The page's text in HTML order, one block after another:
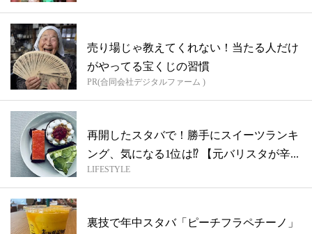
売り場じゃ教えてくれない！当たる人だけ
がやってる宝くじの習慣
PR(合同会社デジタルファーム )
再開したスタバで！勝手にスイーツランキ
ング、気になる1位は⁉︎ 【元バリスタが辛...
LIFESTYLE
裏技で年中スタバ「ピーチフラペチーノ」